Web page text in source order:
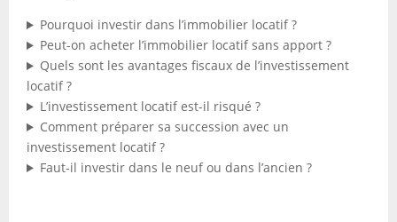
Pourquoi investir dans l’immobilier locatif ?
Peut-on acheter l’immobilier locatif sans apport ?
Quels sont les avantages fiscaux de l’investissement
locatif ?
L’investissement locatif est-il risqué ?
Comment préparer sa succession avec un
investissement locatif ?
Faut-il investir dans le neuf ou dans l’ancien ?